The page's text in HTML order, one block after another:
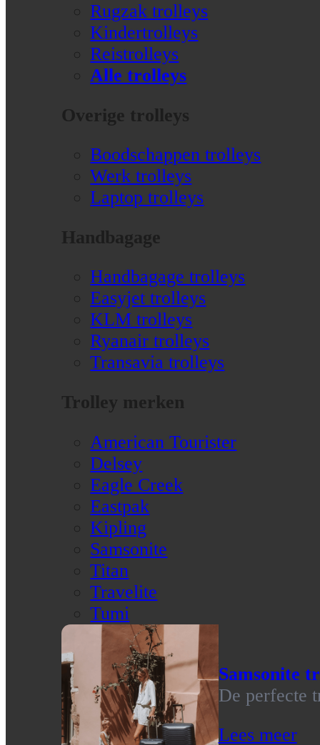
Rugzak trolleys
Kindertrolleys
Reistrolleys
Alle trolleys
Overige trolleys
Boodschappen trolleys
Werk trolleys
Laptop trolleys
Handbagage
Handbagage trolleys
Easyjet trolleys
KLM trolleys
Ryanair trolleys
Transavia trolleys
Trolley merken
American Tourister
Delsey
Eagle Creek
Eastpak
Kipling
Samsonite
Titan
Travelite
Tumi
Samsonite
De perfecte
Lees meer